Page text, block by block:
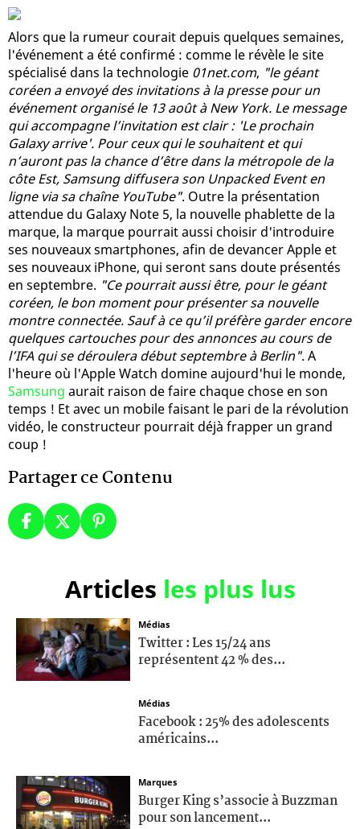
Alors que la rumeur courait depuis quelques semaines,
l'événement a été confirmé : comme le révèle le site
spécialisé dans la technologie 01net.com, "le géant
coréen a envoyé des invitations à la presse pour un
événement organisé le 13 août à New York. Le message
qui accompagne l’invitation est clair : 'Le prochain
Galaxy arrive'. Pour ceux qui le souhaitent et qui
n’auront pas la chance d’être dans la métropole de la
côte Est, Samsung diffusera son Unpacked Event en
ligne via sa chaîne YouTube". Outre la présentation
attendue du Galaxy Note 5, la nouvelle phablette de la
marque, la marque pourrait aussi choisir d'introduire
ses nouveaux smartphones, afin de devancer Apple et
ses nouveaux iPhone, qui seront sans doute présentés
en septembre. "Ce pourrait aussi être, pour le géant
coréen, le bon moment pour présenter sa nouvelle
montre connectée. Sauf à ce qu’il préfère garder encore
quelques cartouches pour des annonces au cours de
l’IFA qui se déroulera début septembre à Berlin". A
l'heure où l'Apple Watch domine aujourd'hui le monde,
Samsung aurait raison de faire chaque chose en son
temps ! Et avec un mobile faisant le pari de la révolution
vidéo, le constructeur pourrait déjà frapper un grand
coup !
Partager ce Contenu
Articles les plus lus
Médias
Twitter : Les 15/24 ans
représentent 42 % des...
Médias
Facebook : 25% des adolescents
américains...
Marques
Burger King s’associe à Buzzman
pour son lancement...